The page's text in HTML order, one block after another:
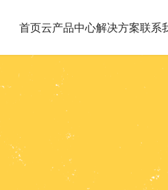
首页云产品中心解决方案联系